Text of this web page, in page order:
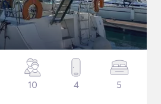
10 4 5